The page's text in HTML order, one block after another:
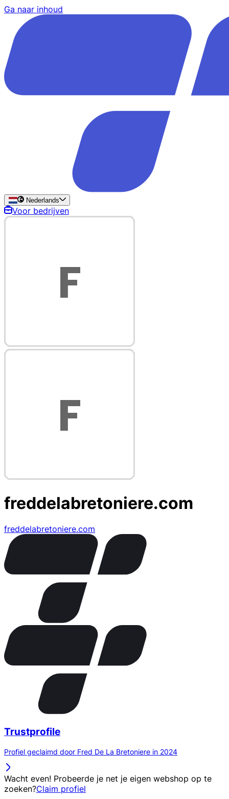
Ga naar inhoud
Nederlands
Voor bedrijven
freddelabretoniere.com
freddelabretoniere.com
Trustprofile
Profiel geclaimd door Fred De La Bretoniere in 2024
Wacht even! Probeerde je net je eigen webshop op te
zoeken?Claim profiel